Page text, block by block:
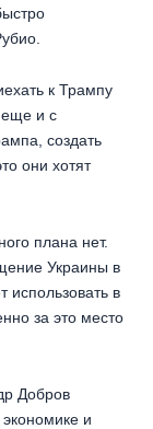
к Трампу
еще и с
создать
они хотят
плана нет.
Украины в
использовать в
за это место
Добров
и